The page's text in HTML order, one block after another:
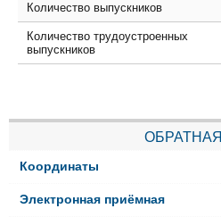
Количество выпускников
Количество трудоустроенных
выпускников
Координаты
Электронная приёмная